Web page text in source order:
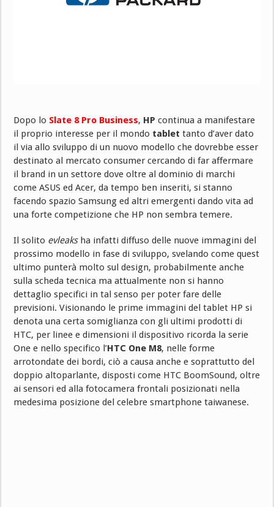
Dopo lo Slate 8 Pro Business, HP continua a manifestare
il proprio interesse per il mondo tablet tanto d’aver dato
il via allo sviluppo di un nuovo modello che dovrebbe esser
destinato al mercato consumer cercando di far affermare
il brand in un settore dove oltre al dominio di marchi
come ASUS ed Acer, da tempo ben inseriti, si stanno
facendo spazio Samsung ed altri emergenti dando vita ad
una forte competizione che HP non sembra temere.
Il solito evleaksha infatti diffuso delle nuove immagini del
prossimo modello in fase di sviluppo, svelando come quest
ultimo punterà molto sul design, probabilmente anche
sulla scheda tecnica ma attualmente non si hanno
dettaglio specifici in tal senso per poter fare delle
previsioni. Visionando le prime immagini del tablet HP si
denota una certa somiglianza con gli ultimi prodotti di
HTC, per linee e dimensioni il dispositivo ricorda la serie
One e nello specifico l’HTC One M8, nelle forme
arrotondate dei bordi, ciò a causa anche e soprattutto del
doppio altoparlante, disposti come HTC BoomSound, oltre
ai sensori ed alla fotocamera frontali posizionati nella
medesima posizione del celebre smartphone taiwanese.